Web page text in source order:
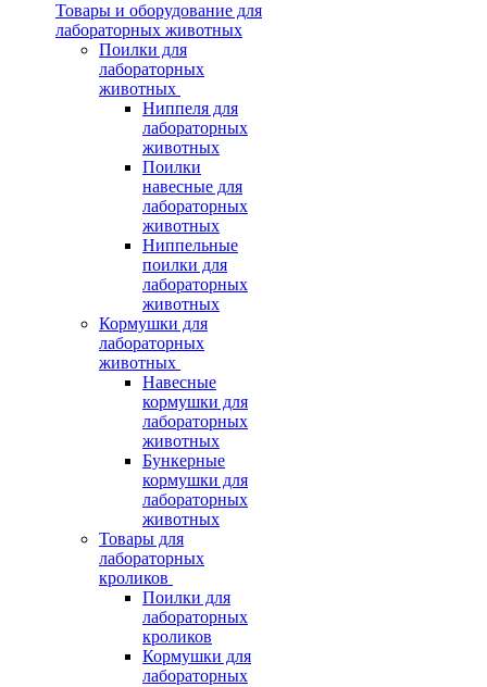
Товары и оборудование для
лабораторных животных
Поилки для
лабораторных
животных
Ниппеля для
лабораторных
животных
Поилки
навесные для
лабораторных
животных
Ниппельные
поилки для
лабораторных
животных
Кормушки для
лабораторных
животных
Навесные
кормушки для
лабораторных
животных
Бункерные
кормушки для
лабораторных
животных
Товары для
лабораторных
кроликов
Поилки для
лабораторных
кроликов
Кормушки для
лабораторных